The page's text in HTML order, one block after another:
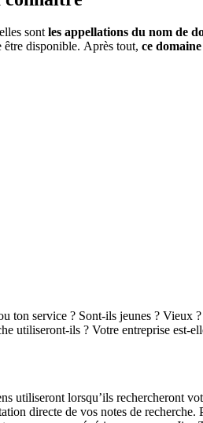
sontles appellations du nom de
être disponible. Après tout, ce
ton service ? Sont-ils jeunes ?
utiliseront-ils ? Votre entreprise est-
utiliseront lorsqu’ils rechercheront
directe de vos notes de